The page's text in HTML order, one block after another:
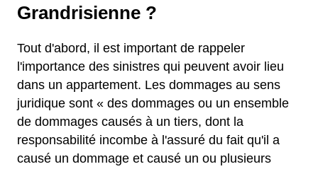
Grandrisienne ?
Tout d'abord, il est important de rappeler
l'importance des sinistres qui peuvent avoir lieu
dans un appartement. Les dommages au sens
juridique sont « des dommages ou un ensemble
de dommages causés à un tiers, dont la
responsabilité incombe à l'assuré du fait qu'il a
causé un dommage et causé un ou plusieurs